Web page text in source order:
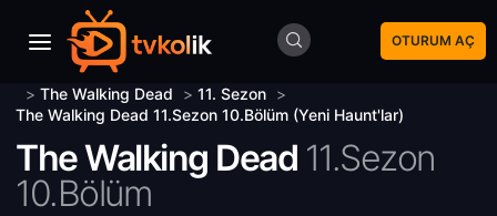
OTURUM AÇ
> The Walking Dead > 11. Sezon >
The Walking Dead 11.Sezon 10.Bölüm (Yeni Haunt'lar)
The Walking Dead 11.Sezon
10.Bölüm